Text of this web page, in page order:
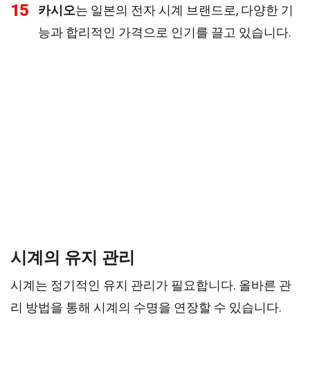
15 카시오는 일본의 전자 시계 브랜드로, 다양한 기
능과 합리적인 가격으로 인기를 끌고 있습니다.
시계의 유지 관리
시계는 정기적인 유지 관리가 필요합니다. 올바른 관
리 방법을 통해 시계의 수명을 연장할 수 있습니다.